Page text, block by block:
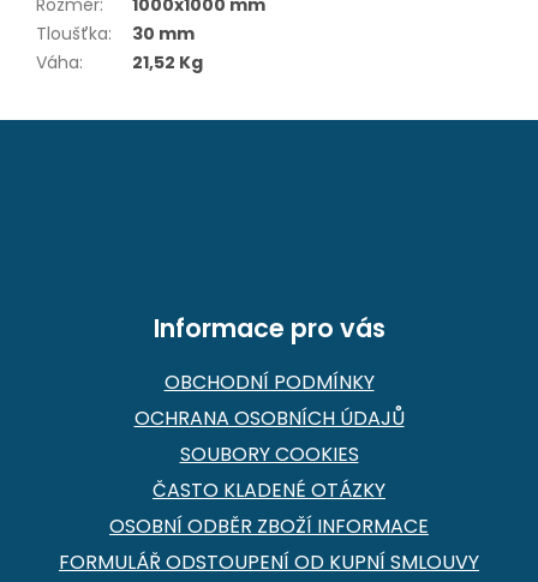
Rozměr:
1000x1000 mm
Tloušťka:
30 mm
Váha: 21,52 Kg
Informace pro vás
OBCHODNÍ PODMÍNKY
OCHRANA OSOBNÍCH ÚDAJŮ
SOUBORY COOKIES
ČASTO KLADENÉ OTÁZKY
OSOBNÍ ODBĚR ZBOŽÍ INFORMACE
FORMULÁŘ ODSTOUPENÍ OD KUPNÍ SMLOUVY